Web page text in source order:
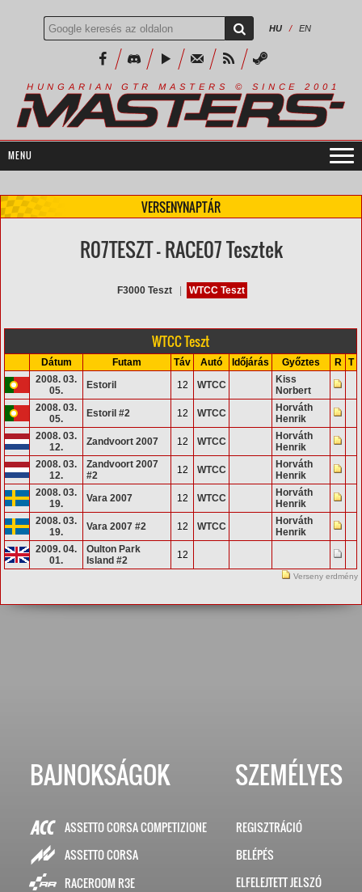
HU / EN
H U N G A R I A N G T R M A S T E R S © S I N C E 2 0 0 1
VERSENYNAPTÁR
R07TESZT - RACE07 Tesztek
F3000 Teszt WTCC Teszt
WTCC Teszt
Dátum Futam Táv Autó Időjárás Győztes R
T
2008. 03.
05.
Estoril 12 WTCC
Kiss
Norbert
2008. 03.
05.
Estoril #2 12 WTCC
Horváth
Henrik
2008. 03.
12.
Zandvoort 2007 12 WTCC
Horváth
Henrik
2008. 03.
12.
Zandvoort 2007
#2
12 WTCC
Horváth
Henrik
2008. 03.
19.
Vara 2007 12 WTCC
Horváth
Henrik
2008. 03.
19.
Vara 2007 #2 12 WTCC
Horváth
Henrik
2009. 04.
01.
Oulton Park
Island #2
12
Verseny erdmény
BAJNOKSÁGOK
ASSETTO CORSA COMPETIZIONE
ASSETTO CORSA
RACEROOM R3E
SZEMÉLYES
REGISZTRÁCIÓ
BELÉPÉS
ELFELEJTETT JELSZÓ